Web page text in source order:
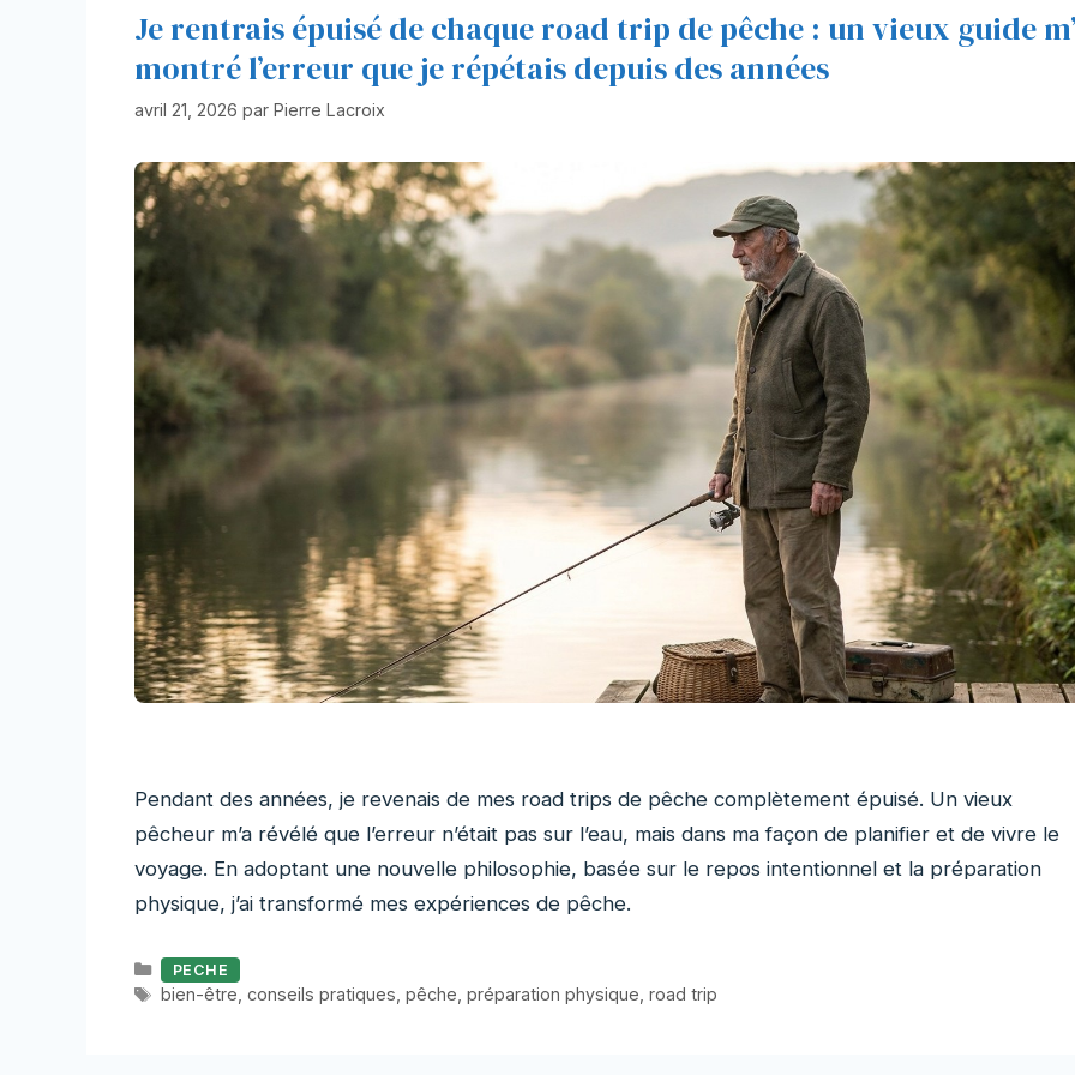
Je rentrais épuisé de chaque road trip de pêche : un vieux guide
montré l’erreur que je répétais depuis des années
avril 21, 2026 par Pierre Lacroix
Pendant des années, je revenais de mes road trips de pêche complètement épuisé. Un vieux
pêcheur m’a révélé que l’erreur n’était pas sur l’eau, mais dans ma façon de planifier et de vivre le
voyage. En adoptant une nouvelle philosophie, basée sur le repos intentionnel et la préparation
physique, j’ai transformé mes expériences de pêche.
Catégories
PECHE
Étiquettes
bien-être conseils pratiques pêche préparation physique road trip